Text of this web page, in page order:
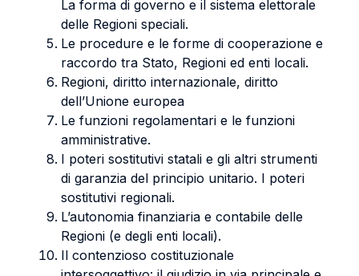
La forma di governo e il sistema elettorale
delle Regioni speciali.
Le procedure e le forme di cooperazione e
raccordo tra Stato, Regioni ed enti locali.
Regioni, diritto internazionale, diritto
dell’Unione europea
Le funzioni regolamentari e le funzioni
amministrative.
I poteri sostitutivi statali e gli altri strumenti
di garanzia del principio unitario. I poteri
sostitutivi regionali.
L’autonomia finanziaria e contabile delle
Regioni (e degli enti locali).
Il contenzioso costituzionale